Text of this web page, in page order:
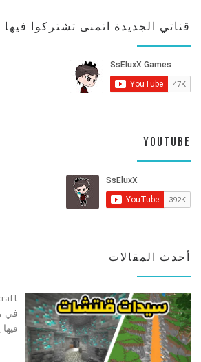
قناتي الجديدة اتمنى تشتركوا فيها
YOUTUBE
أحدث المقالات
في